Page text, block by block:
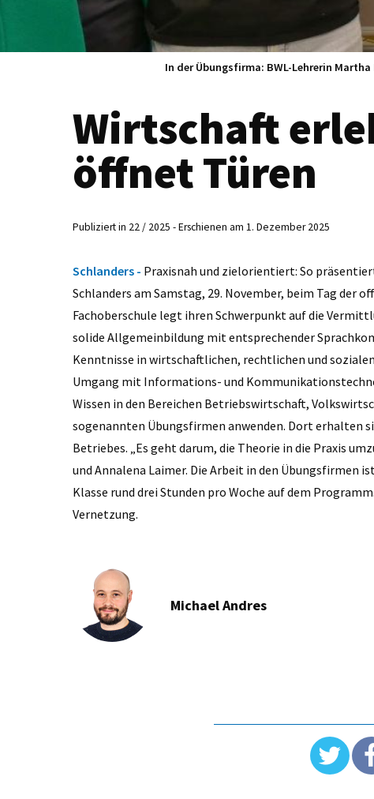
In der Übungsfirma: BWL-Lehrerin
Wirtschaft
öffnet Türen
Publiziert in 22 / 2025 - Erschienen am 1. Dezember 2025
Schlanders - Praxisnah und zielorientiert: So
Schlanders am Samstag, 29. November, beim Tag der
Fachoberschule legt ihren Schwerpunkt auf die
solide Allgemeinbildung mit entsprechender
Kenntnisse in wirtschaftlichen, rechtlichen und
Umgang mit Informations- und
Wissen in den Bereichen Betriebswirtschaft,
sogenannten Übungsfirmen anwenden. Dort erhalten
Betriebes. „Es geht darum, die Theorie in die Praxis
und Annalena Laimer. Die Arbeit in den Übungsfirmen
Klasse rund drei Stunden pro Woche auf dem
Vernetzung.
Michael Andres